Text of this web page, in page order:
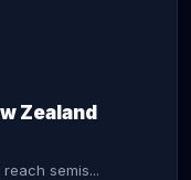
Zealand
semis...